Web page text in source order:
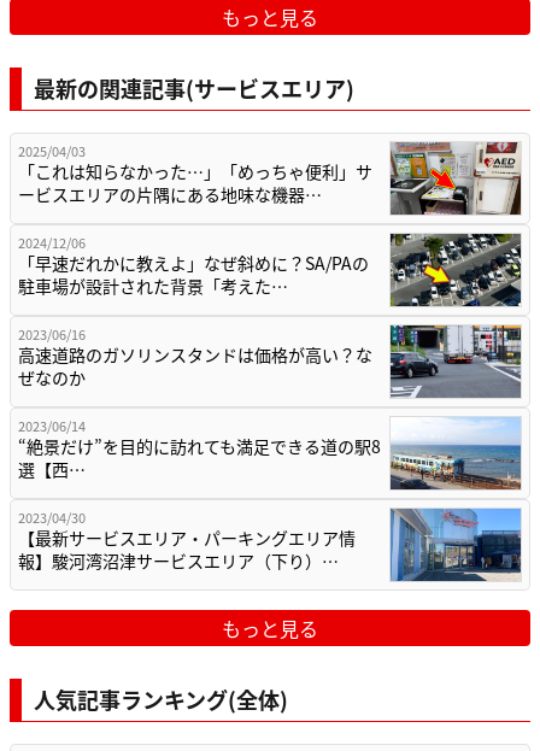
もっと見る
最新の関連記事(サービスエリア)
2025/04/03
「これは知らなかった…」「めっちゃ便利」サ
ービスエリアの片隅にある地味な機器…
2024/12/06
「早速だれかに教えよ」なぜ斜めに？SA/PAの
駐車場が設計された背景「考えた…
2023/06/16
高速道路のガソリンスタンドは価格が高い？な
ぜなのか
2023/06/14
“絶景だけ”を目的に訪れても満足できる道の駅8
選【西…
2023/04/30
【最新サービスエリア・パーキングエリア情
報】駿河湾沼津サービスエリア（下り）…
もっと見る
人気記事ランキング(全体)